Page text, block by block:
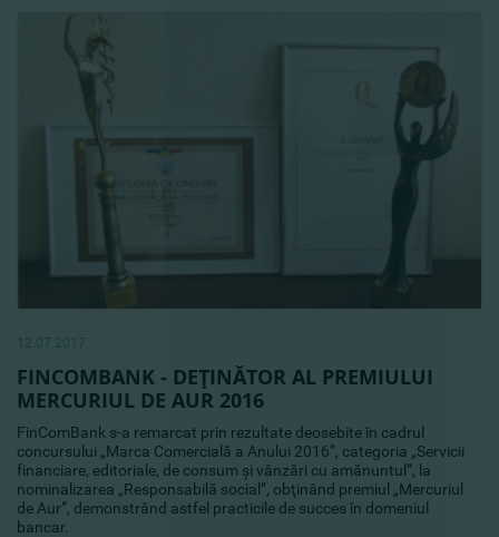
12.07.2017
FINCOMBANK - DEŢINĂTOR AL PREMIULUI
MERCURIUL DE AUR 2016
FinComBank s-a remarcat prin rezultate deosebite în cadrul
concursului „Marca Comercială a Anului 2016”, categoria „Servicii
financiare, editoriale, de consum şi vânzări cu amănuntul”, la
nominalizarea „Responsabilă social”, obţinând premiul „Mercuriul
de Aur”, demonstrând astfel practicile de succes în domeniul
bancar.